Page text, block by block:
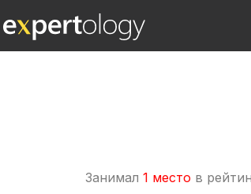
Занимал 1 место в